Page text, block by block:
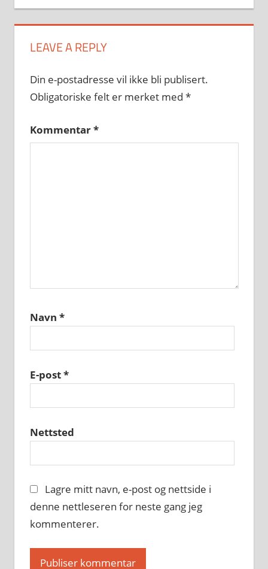
LEAVE A REPLY
Din e-postadresse vil ikke bli publisert.
Obligatoriske felt er merket med *
Kommentar*
Navn *
E-post*
Nettsted
Lagre mitt navn, e-post og nettside i
denne nettleseren for neste gang jeg
kommenterer.